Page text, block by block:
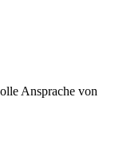
Ansprache von